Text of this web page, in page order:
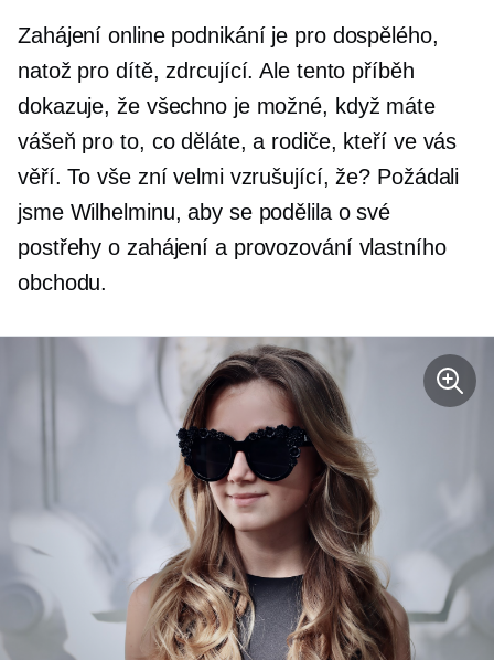
Zahájení online podnikání je pro dospělého,
natož pro dítě, zdrcující. Ale tento příběh
dokazuje, že všechno je možné, když máte
vášeň pro to, co děláte, a rodiče, kteří ve vás
věří. To vše zní velmi vzrušující, že? Požádali
jsme Wilhelminu, aby se podělila o své
postřehy o zahájení a provozování vlastního
obchodu.